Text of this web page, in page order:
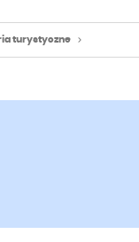
turystyczne